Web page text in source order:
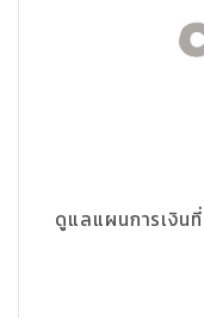
ดูแลแผนการเงิน